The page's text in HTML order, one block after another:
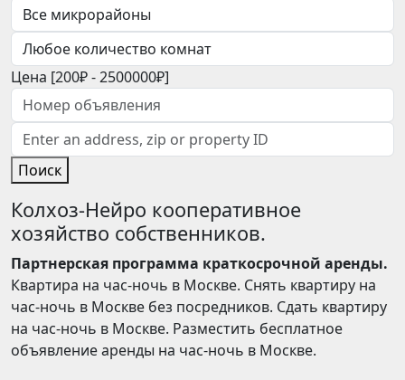
Цена [200₽-2500000₽]
Поиск
Колхоз-Нейро кооперативное
хозяйство собственников.
Партнерская программа краткосрочной аренды.
Квартира на час-ночь в Москве. Снять квартиру на
час-ночь в Москве без посредников. Сдать квартиру
на час-ночь в Москве. Разместить бесплатное
объявление аренды на час-ночь в Москве.